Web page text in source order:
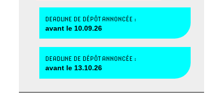
DEADLINE DE DÉPÔT ANNONCÉE :
avant le 10.09.26
DEADLINE DE DÉPÔT ANNONCÉE :
avant le 13.10.26